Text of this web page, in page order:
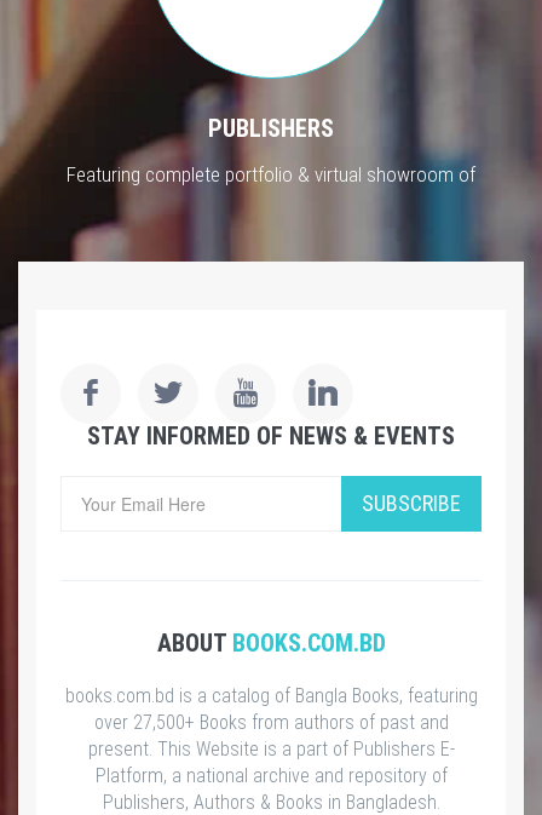
PUBLISHERS
Featuring complete portfolio & virtual showroom of
STAY INFORMED OF NEWS & EVENTS
SUBSCRIBE
ABOUT BOOKS.COM.BD
books.com.bd is a catalog of Bangla Books, featuring
over 27,500+ Books from authors of past and
present. This Website is a part of Publishers E-
Platform, a national archive and repository of
Publishers, Authors & Books in Bangladesh.